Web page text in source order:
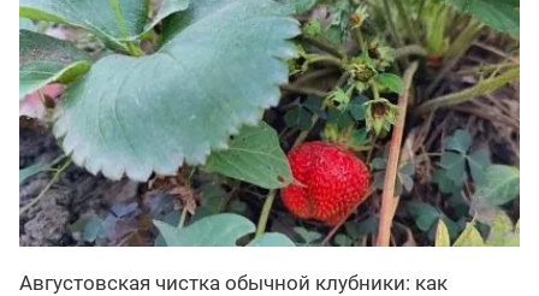
Августовская чистка обычной клубники: как